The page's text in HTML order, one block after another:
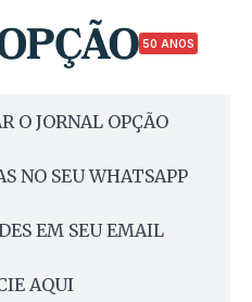
50 ANOS
O JORNAL OPÇÃO
NO SEU WHATSAPP
EM SEU EMAIL
AQUI